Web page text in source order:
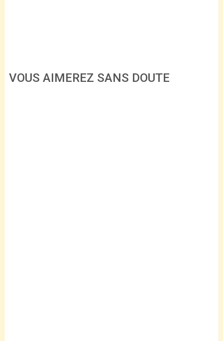
VOUS AIMEREZ SANS DOUTE